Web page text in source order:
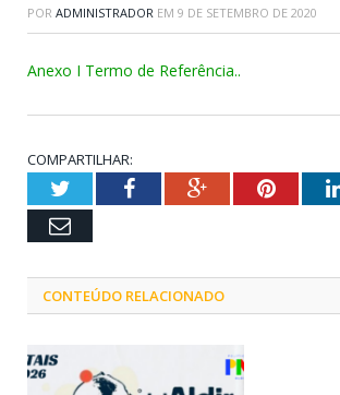
POR ADMINISTRADOR EM 9 DE SETEMBRO DE 2020
Anexo I Termo de Referência..
COMPARTILHAR:
TwitterFacebookGoogle+
Email
CONTEÚDO RELACIONADO